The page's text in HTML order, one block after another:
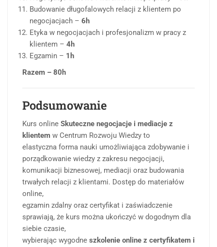
Budowanie długofalowych relacji z klientem po
negocjacjach – 6h
Etyka w negocjacjach i profesjonalizm w pracy z
klientem – 4h
Egzamin – 1h
Razem – 80h
Podsumowanie
Kurs online Skuteczne negocjacje i mediacje z
klientem w Centrum Rozwoju Wiedzy to
elastyczna forma nauki umożliwiająca zdobywanie i
porządkowanie wiedzy z zakresu negocjacji,
komunikacji biznesowej, mediacji oraz budowania
trwałych relacji z klientami. Dostęp do materiałów
online,
egzamin zdalny oraz certyfikat i zaświadczenie
sprawiają, że kurs można ukończyć w dogodnym dla
siebie czasie,
wybierając wygodne szkolenie online z certyfikatem i